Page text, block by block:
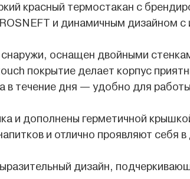
красный термостакан с
и динамичным дизайном
оснащен двойными
покрытие делает корпус
течение дня — удобно для
и дополнены герметичной
и отлично проявляют себя
дизайн,